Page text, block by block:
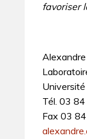
favoriser
Tél. 03
Fax 03